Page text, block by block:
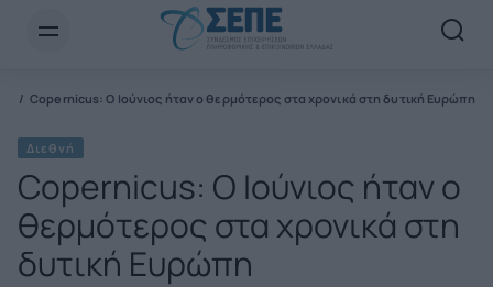
Copernicus: Ο Ιούνιος ήταν ο θερμότερος στα χρονικά στη δυτική Ευρώπη
Διεθνή
Copernicus: Ο Ιούνιος ήταν ο
θερμότερος στα χρονικά στη
δυτική Ευρώπη
Newsletter Email*